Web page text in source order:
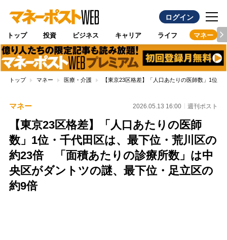
ログイン
トップ 投資 ビジネス キャリア ライフ マネー
トップ マネー 医療・介護 【東京23区格差】「人口あたりの医師数」1位
マネー 2026.05.13 16:00 週刊ポスト
【東京23区格差】「人口あたりの医師
数」1位・千代田区は、最下位・荒川区の
約23倍 「面積あたりの診療所数」は中
央区がダントツの謎、最下位・足立区の
約9倍